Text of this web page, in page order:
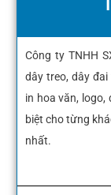
Công ty TNHH
dây treo, dây
in hoa văn, logo,
biệt cho từng
nhất.